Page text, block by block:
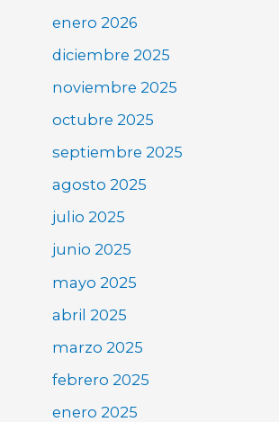
enero 2026
diciembre 2025
noviembre 2025
octubre 2025
septiembre 2025
agosto 2025
julio 2025
junio 2025
mayo 2025
abril 2025
marzo 2025
febrero 2025
enero 2025